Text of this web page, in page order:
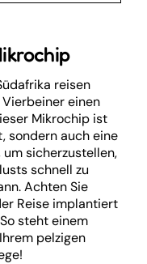
reisen
einen
Mikrochip ist
sondern auch eine
sicherzustellen,
schnell zu
Achten Sie
Reise implantiert
steht einem
pelzigen